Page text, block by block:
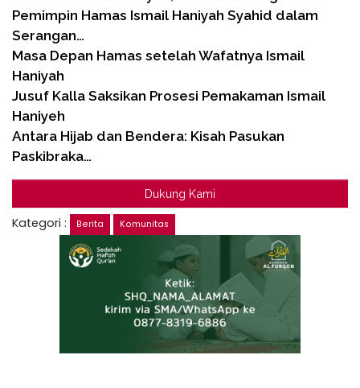
Pemimpin Hamas Ismail Haniyah Syahid dalam
Serangan…
Masa Depan Hamas setelah Wafatnya Ismail
Haniyah
Jusuf Kalla Saksikan Prosesi Pemakaman Ismail
Haniyeh
Antara Hijab dan Bendera: Kisah Pasukan
Paskibraka…
Dukung Kami
Kategori : Berita Komunitas